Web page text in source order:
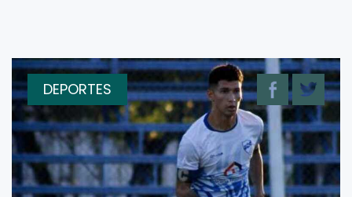
DEPORTES